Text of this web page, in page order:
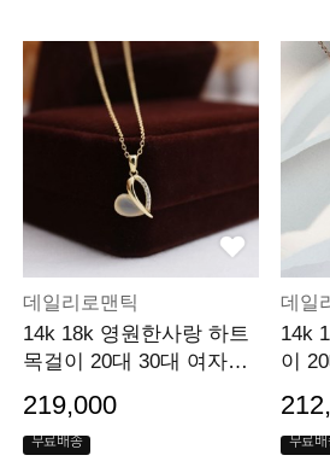
데일리로맨틱
14k 18k 영원한사랑 하트
목걸이 20대 30대 여자친
219,000
무료배송
데일
14k
이 20대
무료배